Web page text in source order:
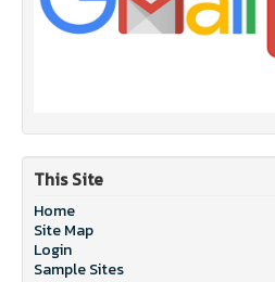
This Site
Home
Site Map
Login
Sample Sites